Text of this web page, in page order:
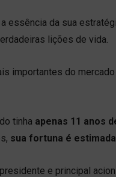
essência da sua
lições de vida.
importantes do
tinha apenas 11 anos
sua fortuna é
e principal